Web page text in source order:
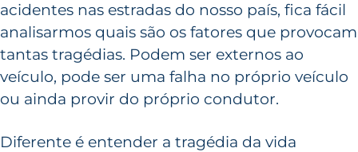
acidentes nas estradas do nosso país, fica fácil
analisarmos quais são os fatores que provocam
tantas tragédias. Podem ser externos ao
veículo, pode ser uma falha no próprio veículo
ou ainda provir do próprio condutor.
Diferente é entender a tragédia da vida